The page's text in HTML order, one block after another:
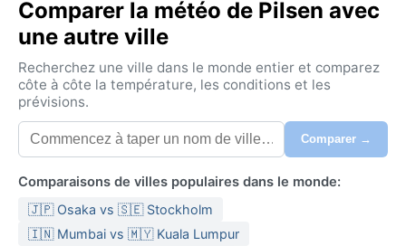
temple pour les gourmets.
Le climat de Pilsen est continental humide à été
chaud (Köppen Dfb), avec des contrastes marqués.
Les étés sont agréablement chauds, avec des
maximales souvent entre 22 et 26 °C, mais parfois
des vagues de chaleur font grimper le thermomètre
au-dessus de 30 °C. Les orages sont fréquents en
L’hiver, en revanche, est froid et brumeux : les
températures oscillent entre -5 et 2 °C, et la neige
tombe régulièrement de décembre à février,
Comparer la météo de Pilsen avec
une autre ville
Recherchez une ville dans le monde entier et comparez
côte à côte la température, les conditions et les
prévisions.
Comparer →
Comparaisons de villes populaires dans le monde:
🇯🇵 Osaka vs 🇸🇪 Stockholm
🇮🇳 Mumbai vs 🇲🇾 Kuala Lumpur